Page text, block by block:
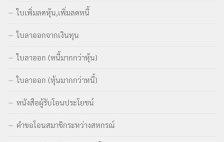
ใบเพิ่มลดหุ้น,เพิ่มลดหนี้
ใบลาออกจากเงินทุน
ใบลาออก (หนี้มากกว่าหุ้น)
ใบลาออก (หุ้นมากกว่าหนี้)
หนังสือผู้รับโอนประโยชน์
คำขอโอนสมาชิกระหว่างสหกรณ์